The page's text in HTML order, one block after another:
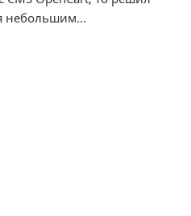
небольшим...